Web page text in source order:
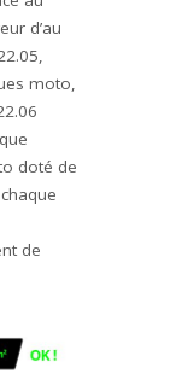
d’au
moto,
doté de
de